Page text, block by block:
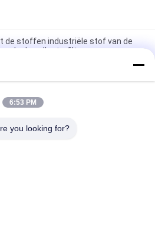
de stoffen industriële stof van de
de de collectorfilter
de Filterstof van Polyimide/P84-
van de Polyesterptfe P84
6:53 PM
you looking for?